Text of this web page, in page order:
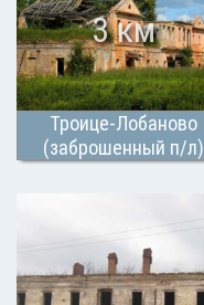
Троице-Лобаново
(заброшенный п/л)
3 км